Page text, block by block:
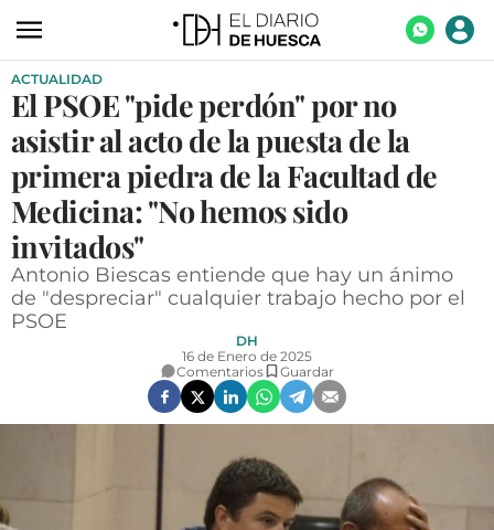
ACTUALIDAD
ECONOMÍA
TECNOLOGÍA
TURISMO
AGROALIMENTACIÓN
DEPORTES
CULTURA
ACTUALIDAD
El PSOE "pide perdón" por no
asistir al acto de la puesta de la
primera piedra de la Facultad de
Medicina: "No hemos sido
invitados"
Antonio Biescas entiende que hay un ánimo
de "despreciar" cualquier trabajo hecho por el
PSOE
DH
16 de Enero de 2025
Comentarios
Guardar